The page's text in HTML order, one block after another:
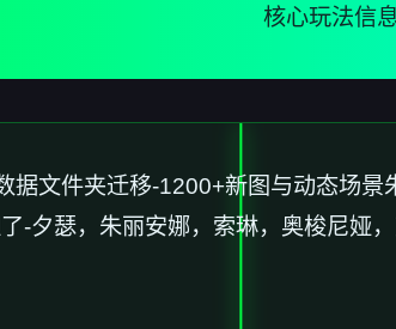
核心玩法信
据文件夹迁移-1200+新图与动态场
-夕瑟，朱丽安娜，索琳，奥梭尼娅